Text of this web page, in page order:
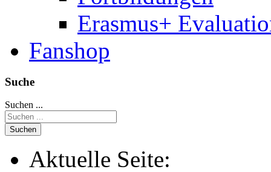
Erasmus+
Fanshop
Suche
Suchen ...
Suchen
Aktuelle Seite: